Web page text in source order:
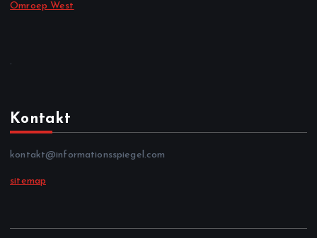
Omroep West
.
Kontakt
kontakt@informationsspiegel.com
sitemap